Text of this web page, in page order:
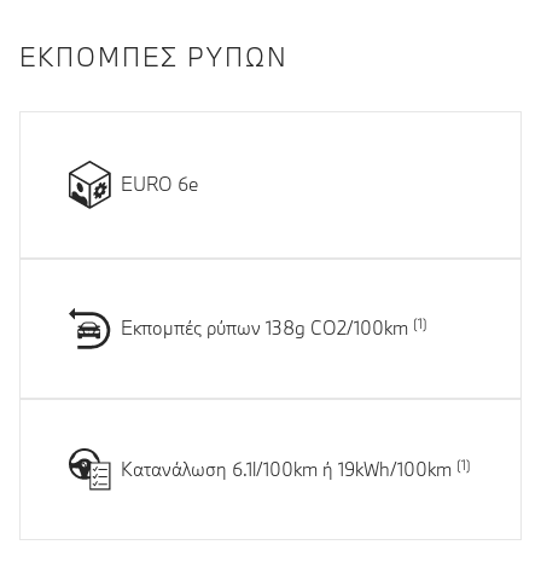
ΕΚΠΟΜΠΈΣ ΡΎΠΩΝ
EURO 6e
Εκπομπές ρύπων 138g CO2/100km
Κατανάλωση 6.1l/100km ή 19kWh/100km